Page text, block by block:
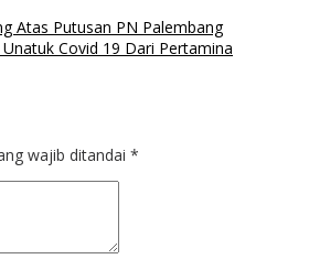
Atas Putusan PN Palembang
Covid 19 Dari Pertamina
wajib ditandai *